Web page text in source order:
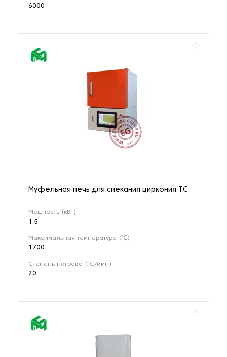
6000
Муфельная печь для спекания циркония TC
Мощность (кВт)
1.5
Максимальная температура (℃)
1700
Степень нагрева (°С/мин)
20